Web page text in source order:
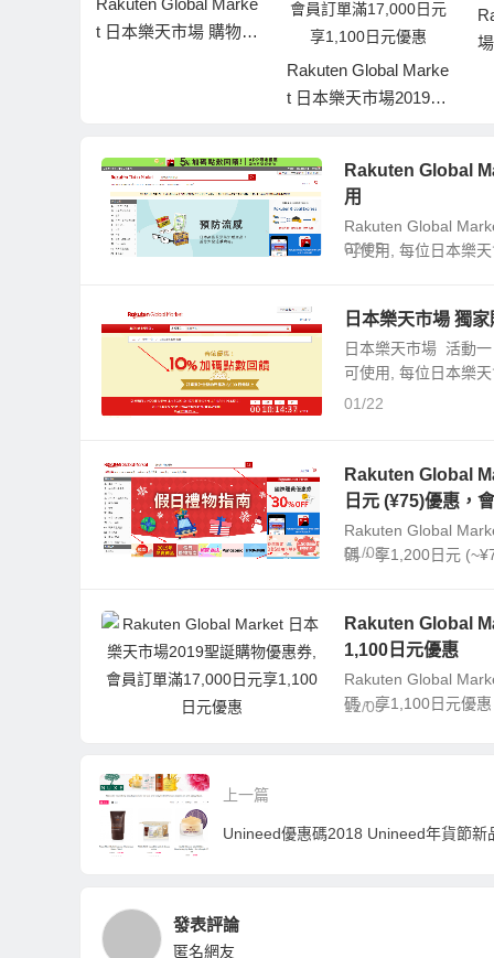
0日元優惠
Rakuten 日本樂天市
場 2019年8月促銷/折
扣匯總, 會員專屬優惠
碼
Rakuten Global
用
Rakuten Global
可使用, 每位日本樂
02/05
日本樂天市場 獨
日本樂天市場 活動
可使用, 每位日本樂
01/22
Rakuten Global
日元 (¥75)優惠，
Rakuten Global
碼，享1,200日元
01/08
Rakuten Global
1,100日元優惠
Rakuten Global
碼，享1,100日元優
12/05
上一篇
發表評論
匿名網友